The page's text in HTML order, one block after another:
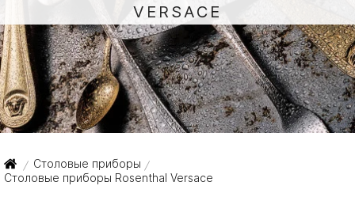
VERSACE
/ Столовые приборы /
Столовые приборы Rosenthal Versace